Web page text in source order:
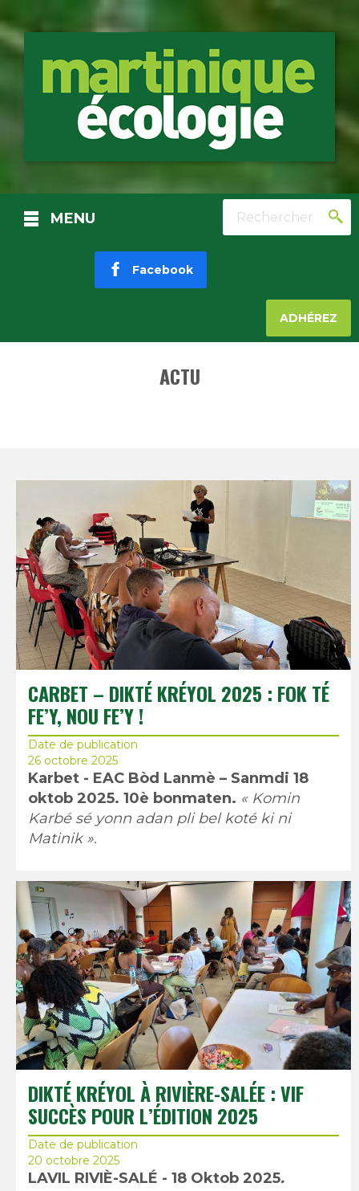
MENU Rechercher
Facebook
ADHÉREZ
ACTU
CARBET – DIKTÉ KRÉYOL 2025 : FOK TÉ
FE’Y, NOU FE’Y !
Date de publication
26 octobre 2025
Karbet - EAC Bòd Lanmè – Sanmdi 18
oktob 2025. 10è bonmaten. « Komin
Karbé sé yonn adan pli bel koté ki ni
Matinik ».
DIKTÉ KRÉYOL À RIVIÈRE-SALÉE : VIF
SUCCÈS POUR L’ÉDITION 2025
Date de publication
20 octobre 2025
LAVIL RIVIÈ-SALÉ - 18 Oktob 2025.